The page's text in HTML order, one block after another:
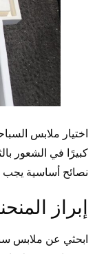
اختيار ملابس
كبيرًا في الشعور
نصائح أساسية يجب
إبراز
ابحثي عن ملابس